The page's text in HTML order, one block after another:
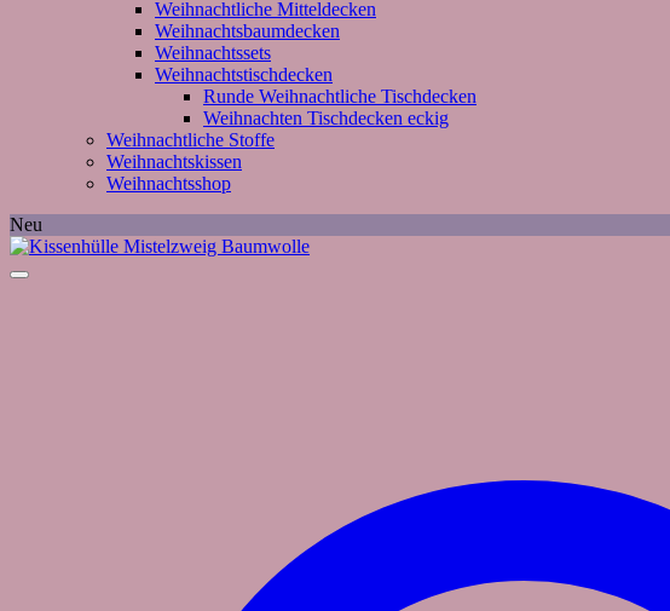
Weihnachtliche Mitteldecken
Weihnachtsbaumdecken
Weihnachtssets
Weihnachtstischdecken
Runde Weihnachtliche Tischdecken
Weihnachten Tischdecken eckig
Weihnachtliche Stoffe
Weihnachtskissen
Weihnachtsshop
Neu